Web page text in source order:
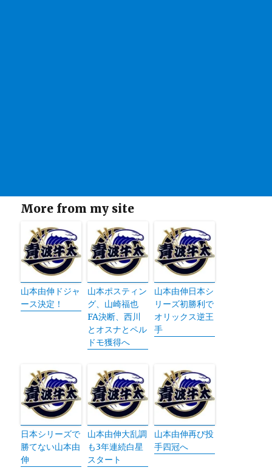
More from my site
山本由伸ドジャ
ース決定！
山本ポスティン
グ、山崎福也
FA決断、西川
とオスナとペル
ドモ獲得へ
山本由伸日本シ
リーズ初勝利で
オリックス逆王
手
日本シリーズで
勝てない山本由
伸
山本由伸大乱調
も3年連続白星
スタート
山本由伸再び投
手四冠へ